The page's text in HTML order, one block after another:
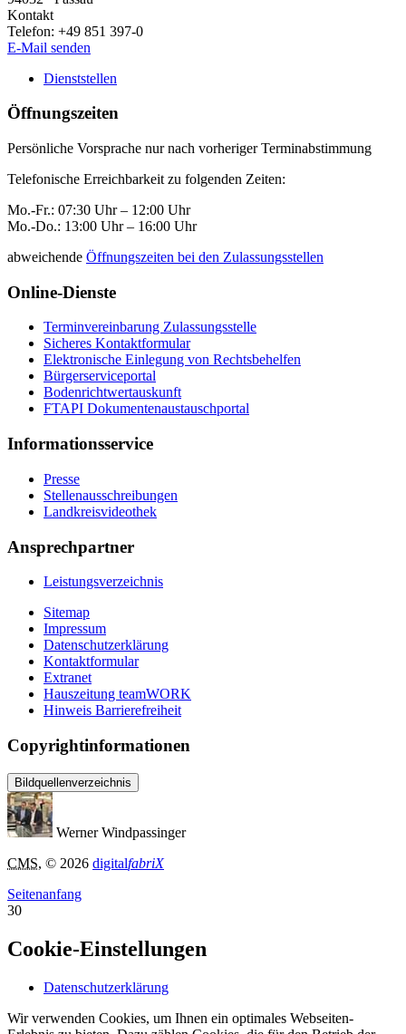
Kontakt
Telefon: +49 851 397-0
E-Mail senden
Dienststellen
Öffnungszeiten
Persönliche Vorsprache nur nach vorheriger Terminabstimmung
Telefonische Erreichbarkeit zu folgenden Zeiten:
Mo.-Fr.: 07:30 Uhr – 12:00 Uhr
Mo.-Do.: 13:00 Uhr – 16:00 Uhr
abweichende Öffnungszeiten bei den Zulassungsstellen
Online-Dienste
Terminvereinbarung Zulassungsstelle
Sicheres Kontaktformular
Elektronische Einlegung von Rechtsbehelfen
Bürgerserviceportal
Bodenrichtwertauskunft
FTAPI Dokumentenaustauschportal
Informationsservice
Presse
Stellenausschreibungen
Landkreisvideothek
Ansprechpartner
Leistungsverzeichnis
Sitemap
Impressum
Datenschutzerklärung
Kontaktformular
Extranet
Hauszeitung teamWORK
Hinweis Barrierefreiheit
Copyrightinformationen
Bildquellenverzeichnis
Werner Windpassinger
CMS, © 2026 digitalfabriX
Seitenanfang
30
Cookie-Einstellungen
Datenschutzerklärung
Wir verwenden Cookies, um Ihnen ein optimales Webseiten-